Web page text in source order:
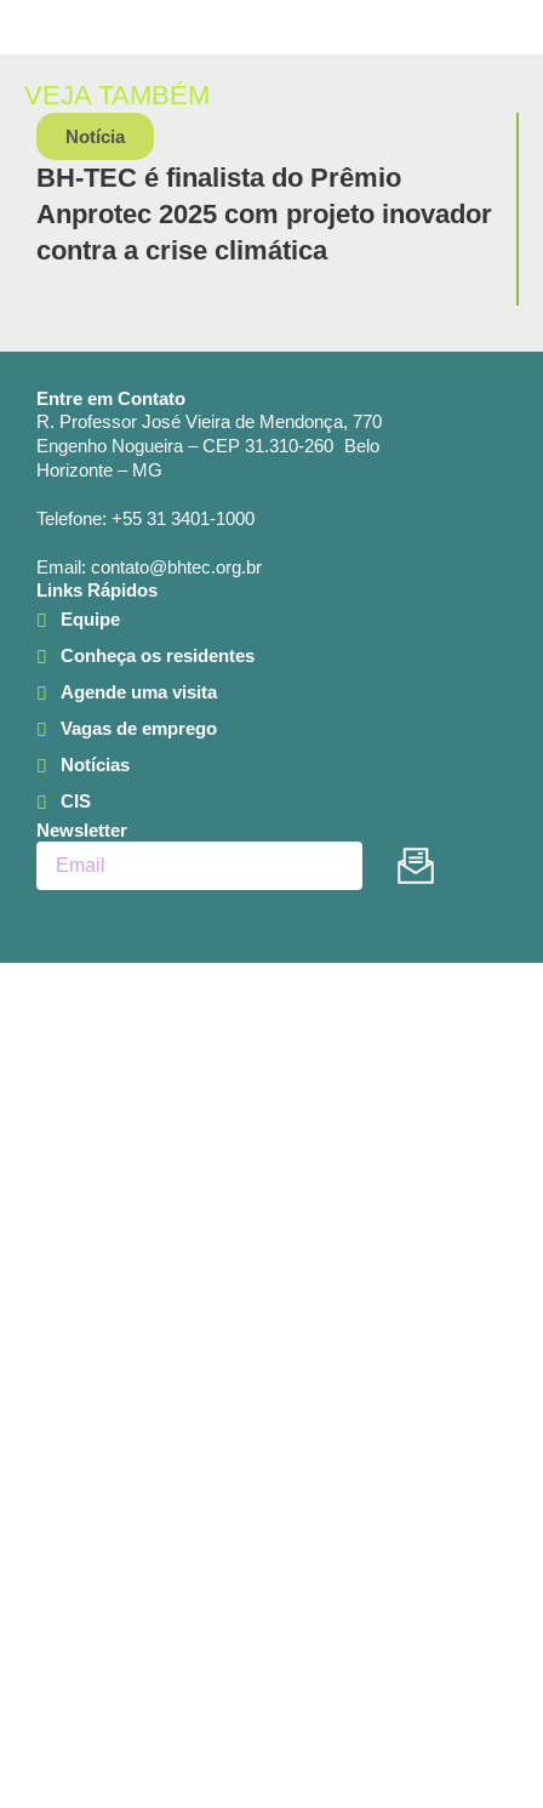
VEJA TAMBÉM
Notícia
BH-TEC é finalista do Prêmio
Anprotec 2025 com projeto inovador
contra a crise climática
Entre em Contato
R. Professor José Vieira de Mendonça, 770
Engenho Nogueira – CEP 31.310-260 Belo
Horizonte – MG
Telefone: +55 31 3401-1000
Email: contato@bhtec.org.br
Links Rápidos
Equipe
Conheça os residentes
Agende uma visita
Vagas de emprego
Notícias
CIS
Newsletter
Enviar